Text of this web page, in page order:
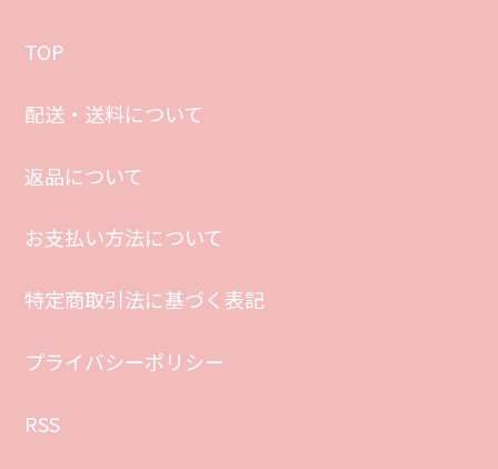
TOP
配送・送料について
返品について
お支払い方法について
特定商取引法に基づく表記
プライバシーポリシー
RSS